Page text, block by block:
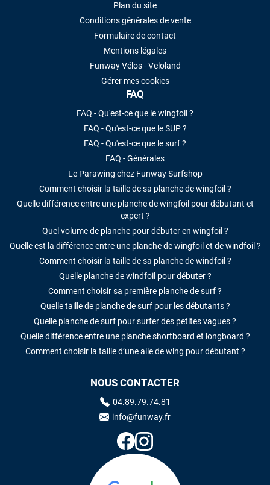
Plan du site
Conditions générales de vente
Formulaire de contact
Mentions légales
Funway Vélos - Veloland
Gérer mes cookies
FAQ
FAQ - Qu'est-ce que le wingfoil ?
FAQ - Qu'est-ce que le SUP ?
FAQ - Qu'est-ce que le surf ?
FAQ - Générales
Le Parawing chez Funway Surfshop
Comment choisir la taille de sa planche de wingfoil ?
Quelle différence entre une planche de wingfoil pour débutant et
expert ?
Quel volume de planche pour débuter en wingfoil ?
Quelle est la différence entre une planche de wingfoil et de windfoil ?
Comment choisir la taille de sa planche de windfoil ?
Quelle planche de windfoil pour débuter ?
Comment choisir sa première planche de surf ?
Quelle taille de planche de surf pour les débutants ?
Quelle planche de surf pour surfer des petites vagues ?
Quelle différence entre une planche shortboard et longboard ?
Comment choisir la taille d’une aile de wing pour débutant ?
NOUS CONTACTER
04.89.79.74.81
info@funway.fr